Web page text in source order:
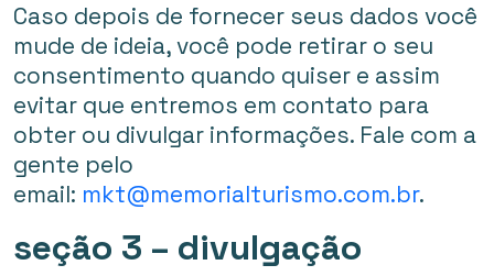
Caso depois de fornecer seus dados você
mude de ideia, você pode retirar o seu
consentimento quando quiser e assim
evitar que entremos em contato para
obter ou divulgar informações. Fale com a
gente pelo
email: mkt@memorialturismo.com.br.
seção 3 – divulgação